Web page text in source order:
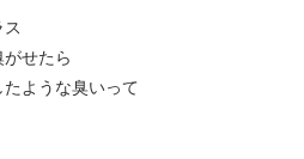
せたら
ような臭いって